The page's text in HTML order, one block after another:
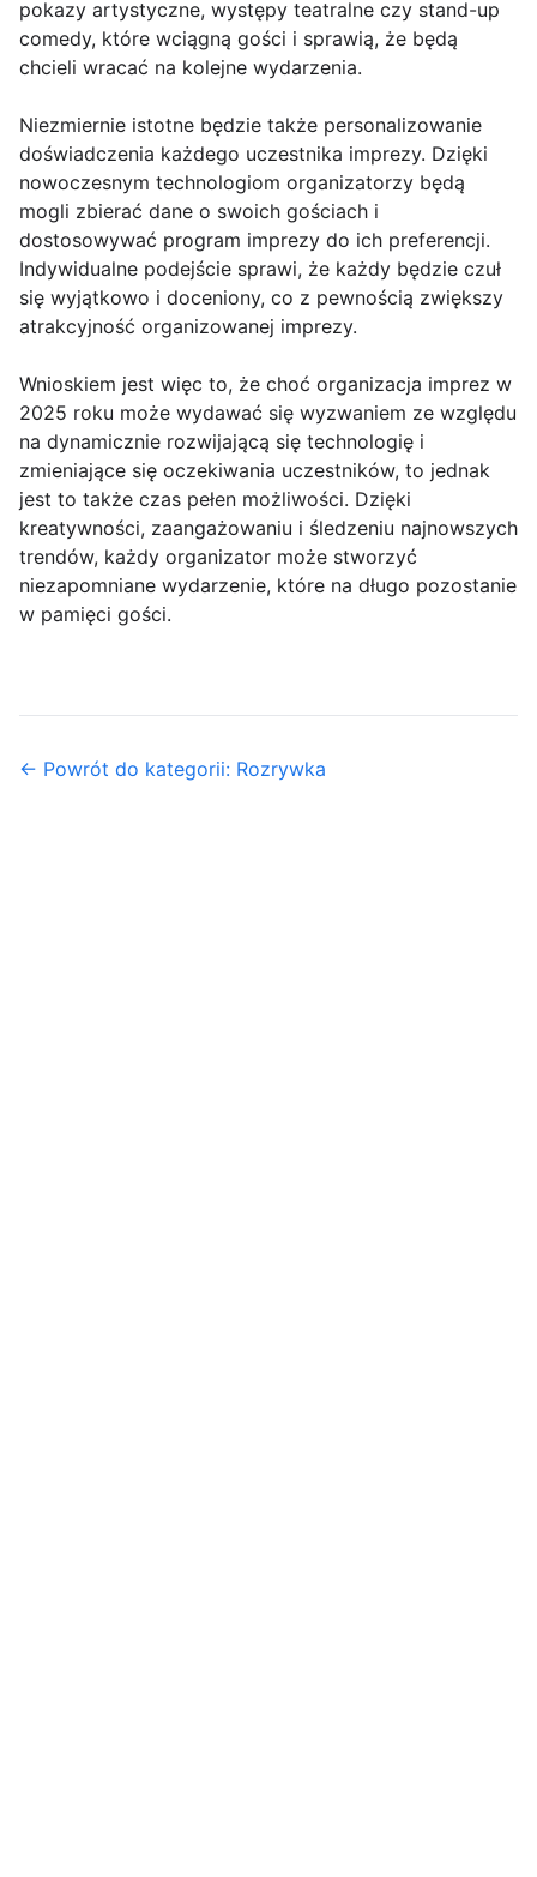
pokazy artystyczne, występy teatralne czy stand-up
comedy, które wciągną gości i sprawią, że będą
chcieli wracać na kolejne wydarzenia.
Niezmiernie istotne będzie także personalizowanie
doświadczenia każdego uczestnika imprezy. Dzięki
nowoczesnym technologiom organizatorzy będą
mogli zbierać dane o swoich gościach i
dostosowywać program imprezy do ich preferencji.
Indywidualne podejście sprawi, że każdy będzie czuł
się wyjątkowo i doceniony, co z pewnością zwiększy
atrakcyjność organizowanej imprezy.
Wnioskiem jest więc to, że choć organizacja imprez w
2025 roku może wydawać się wyzwaniem ze względu
na dynamicznie rozwijającą się technologię i
zmieniające się oczekiwania uczestników, to jednak
jest to także czas pełen możliwości. Dzięki
kreatywności, zaangażowaniu i śledzeniu najnowszych
trendów, każdy organizator może stworzyć
niezapomniane wydarzenie, które na długo pozostanie
w pamięci gości.
← Powrót do kategorii: Rozrywka